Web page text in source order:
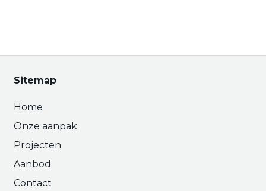
Sitemap
Home
Onze aanpak
Projecten
Aanbod
Contact